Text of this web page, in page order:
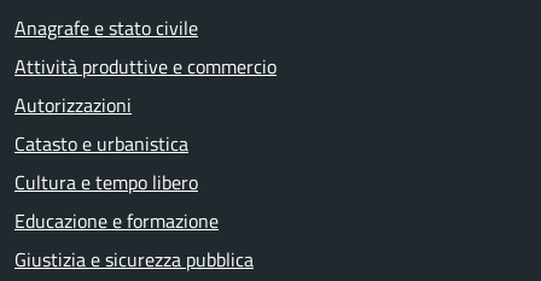
Anagrafe e stato civile
Attività produttive e commercio
Autorizzazioni
Catasto e urbanistica
Cultura e tempo libero
Educazione e formazione
Giustizia e sicurezza pubblica